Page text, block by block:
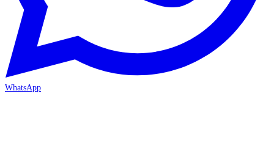
WhatsApp